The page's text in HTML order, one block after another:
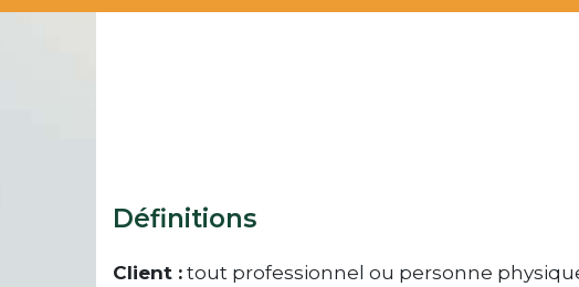
Définitions
Client : tout professionnel ou personne